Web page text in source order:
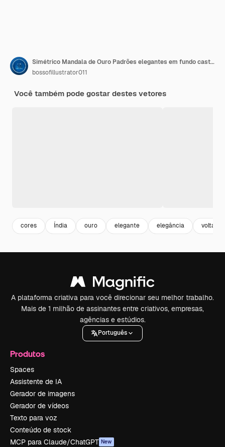
Simétrico Mandala de Ouro Padrões elegantes em fundo castanho
bossofillustrator011
Você também pode gostar destes vetores
cores Índia ouro elegante elegância volta
A plataforma criativa para você direcionar seu melhor trabalho.
Mais de 1 milhão de assinantes entre criativos, empresas,
agências e estúdios.
Português
Produtos
Spaces
Assistente de IA
Gerador de imagens
Gerador de vídeos
Texto para voz
Conteúdo de stock
MCP para Claude/ChatGPT New